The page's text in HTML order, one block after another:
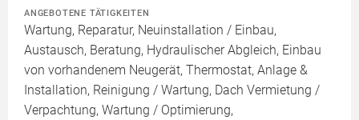
ANGEBOTENE TÄTIGKEITEN
Wartung, Reparatur, Neuinstallation / Einbau,
Austausch, Beratung, Hydraulischer Abgleich, Einbau
von vorhandenem Neugerät, Thermostat, Anlage &
Installation, Reinigung / Wartung, Dach Vermietung /
Verpachtung, Wartung / Optimierung,